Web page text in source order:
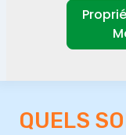
QUELS